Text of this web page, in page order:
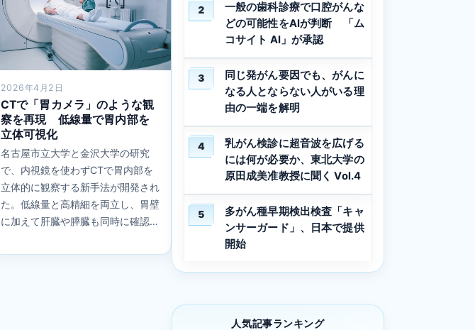
2026年4月2日
CTで「胃カメラ」のような観
察を再現 低線量で胃内部を
立体可視化
名古屋市立大学と金沢大学の研究
で、内視鏡を使わずCTで胃内部を
立体的に観察する新手法が開発され
た。低線量と高精細を両立し、胃壁
に加えて肝臓や膵臓も同時に確認…
2
一般の歯科診療で口腔がんな
どの可能性をAIが判断 「ム
コサイト AI」が承認
3
同じ発がん要因でも、がんに
なる人とならない人がいる理
由の一端を解明
4
乳がん検診に超音波を広げる
には何が必要か、東北大学の
原田成美准教授に聞く Vol.4
5
多がん種早期検出検査「キャ
ンサーガード」、日本で提供
開始
人気記事ランキング